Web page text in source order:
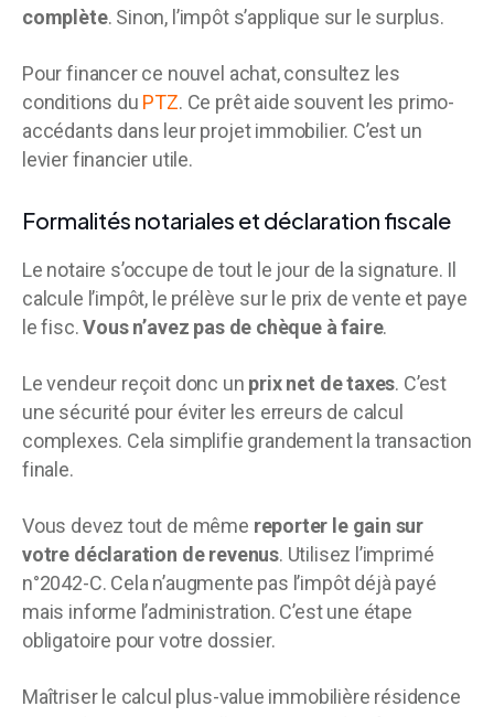
complète. Sinon, l’impôt s’applique sur le surplus.
Pour financer ce nouvel achat, consultez les
conditions du PTZ. Ce prêt aide souvent les primo-
accédants dans leur projet immobilier. C’est un
levier financier utile.
Formalités notariales et déclaration fiscale
Le notaire s’occupe de tout le jour de la signature. Il
calcule l’impôt, le prélève sur le prix de vente et paye
le fisc.Vous n’avez pas de chèque à faire.
Le vendeur reçoit donc un prix net de taxes. C’est
une sécurité pour éviter les erreurs de calcul
complexes. Cela simplifie grandement la transaction
finale.
Vous devez tout de même reporter le gain sur
votre déclaration de revenus. Utilisez l’imprimé
n°2042-C. Cela n’augmente pas l’impôt déjà payé
mais informe l’administration. C’est une étape
obligatoire pour votre dossier.
Maîtriser le calcul plus-value immobilière résidence